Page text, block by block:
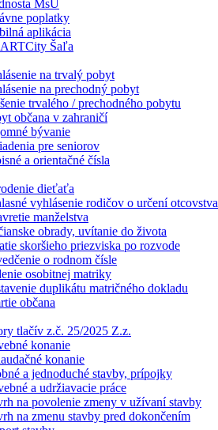
MsÚ
poplatky
aplikácia
Šaľa
na trvalý pobyt
na prechodný pobyt
trvalého / prechodného pobytu
občana v zahraničí
bývanie
pre seniorov
a orientačné čísla
dieťaťa
vyhlásenie rodičov o určení otcovstva
manželstva
obrady, uvítanie do života
skoršieho priezviska po rozvode
o rodnom čísle
osobitnej matriky
duplikátu matričného dokladu
občana
tlačív z.č. 25/2025 Z.z.
konanie
konanie
a jednoduché stavby, prípojky
a udržiavacie práce
na povolenie zmeny v užívaní stavby
na zmenu stavby pred dokončením